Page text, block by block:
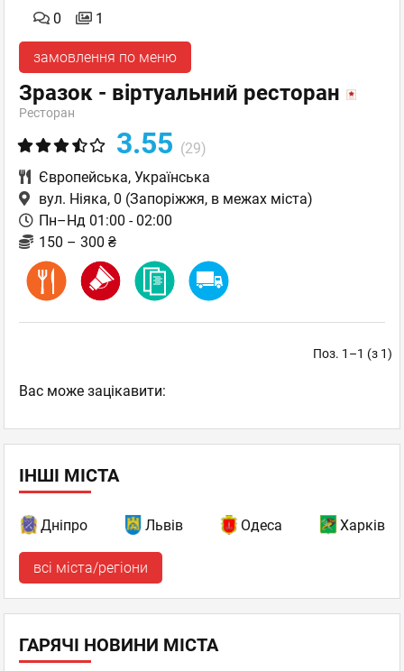
0 1
замовлення по меню
Зразок - віртуальний ресторан
Ресторан
3.55 (29)
Європейська, Українська
вул. Ніяка, 0 (Запоріжжя, в межах міста)
Пн–Нд 01:00 - 02:00
150 – 300 ₴
Поз. 1–1 (з 1)
Вас може зацікавити:
ІНШІ МІСТА
Дніпро Львів Одеса Харків
всі міста/регіони
ГАРЯЧІ НОВИНИ МІСТА